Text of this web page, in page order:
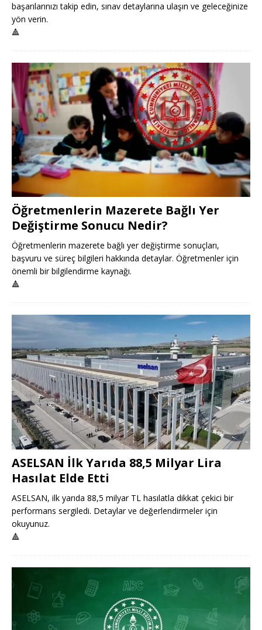
başarılarınızı takip edin, sınav detaylarına ulaşın ve geleceğinize
yön verin.
🔺
Öğretmenlerin Mazerete Bağlı Yer
Değiştirme Sonucu Nedir?
Öğretmenlerin mazerete bağlı yer değiştirme sonuçları,
başvuru ve süreç bilgileri hakkında detaylar. Öğretmenler için
önemli bir bilgilendirme kaynağı.
🔺
ASELSAN İlk Yarıda 88,5 Milyar Lira
Hasılat Elde Etti
ASELSAN, ilk yarıda 88,5 milyar TL hasılatla dikkat çekici bir
performans sergiledi. Detaylar ve değerlendirmeler için
okuyunuz.
🔺